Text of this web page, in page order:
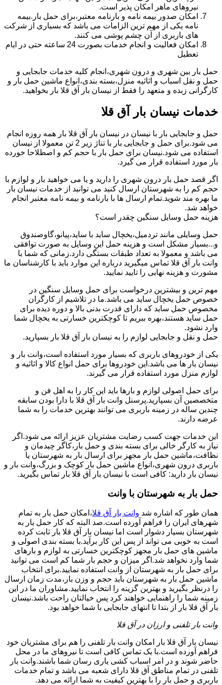
نیروهای ماهر امکان پذیر است.
امکان صدور بیمه نامه و بارنامه معتبر،برای حمل بار.بیمه
نامه یکی از مهم ترین الزامات می باشد که بسیاری از شرکت
های باربری از آن چشم پوشی می کنند.
امکان فعالیت و انجام خدمات بصورت 24 ساعته حتی در ایام
تعطیل
حمل بار بین شهری و درون شهری،انجام کلیه خدمات جابجایی و
حمل و نقل اسباب و اثاثیه منزل،بسته بندی،انواع ماشین حمل بار و
کارگرانی زبده و متعهد را فقط از نیسان بار آق قلا بار بخواهید.
خدمات نیسان بار آق قلا
حمل و جابجایی بار با نیسان در نیسان بار آق قلا بار همه روزه انجام
می شود.برای حمل و جابجایی بار با تناژ زیر 2 تن معمولا از نیسان
استفاده می شود.نیسان برای حمل بار با حجم کم و اصطلاحا خورده
بار مورد استفاده قرار می گیرد.
اگر قصد حمل بار درون شهری را دارید و یا می خواهید بار و لوازم با
حجم کم را به شهرستان ارسال کنید می توانید از خدمات نیسان بار
ما بهره مند شوید.تمام ارسال ها با بارنامه و بیمه نامه معتبر انجام
خواهد شد.
هزینه حمل وسایل سنگین چقدر است؟
حمل وسایلی مانند تردمیل،یخچال ساید با ساید،پیانو،گاوصندوق
و...بسیار مشکل است و هزینه حمل این وسایل به صورت توافقی
می باشد و معمولا به تعداد طبقات بستگی دارد.زمانی که شما با
وانت بار آق قلا تماس میگیرید درباره این موارد باید با کارشناسان ما
مشورت و هزینه نهایی را تایید نمایید.
مهم ترین و بیشترین درخواست برای حمل وسایل سنگین در
خصوص حمل یخچال ساید می باشد.ما در تلاشیم از کارگران
مخصوص حمل ساید که دارای قدرت بدنی بالا و دوره دیده برای
حمل ساید هستند،بهره ببریم تا کوچکترین خسارتی به یخچال شما
وارد نشود.
حمل و نقل و جابجایی لوازم را به نیسان بار آق قلا بار بسپارید.
یکی از خودروهای باربری که بسیار مورد استفاده است،وانت بار و
نیسان بار ها می باشد.این خودروها برای حمل انواع کالا و اثاثیه و
لوازم منزل مورد استفاده قرار می گیرند.
برای حمل اصولی لوازم و بارها باید این کار را به اهل فن و
متخصصین آن بسپارید.پرسنل وانت بار آق قلا با دارا بودن سابقه
چندین ساله در زمینه باربری می توانند بهترین خدمات را به شما
عرضه دارند.
این خدمات جهت کسب رضایت مشتریان عزیز ارائه می شود.اگر
نیاز به کارگر خالی برای بسته بندی و حمل بار،کاگر چیدمان و
نظافت،ماشین حمل بار مجهز برای ارسال بار به شهرستان یا
باربری درون شهری،انواع ماشین حمل بار کوچک و بزرگ،وانت بار و
نیسان بار دارید: کافی است با نیسان بار آق قلا بار تماس بگیرید.
حمل بار به شهرستان با وانت
همان طور که اشاره شد وانت بار آق قلا،امکان حمل بار به تمام
شهرهای ایران را فراهم آورده است.صد البته که کار حمل بار به
شهرستان بسیار دشوار است اما نیسان بار آق قلا بار ثابت کرده
است به خوبی می تواند از پس این کار برآید.با بسته بندی اصولی و
ماشین های حمل بار مجهز کوچکترین خسارتی به لوازم و بارهای
شما وارد نخواهد شد.اگر میزان و حجم بار شما کم است می توانید
برای حمل بار به شهرستان از وانت استفاده نمایید.برای انتخاب
ماشین حمل بار به شهرستان باید حجم و وزن بار،مدت زمان ارسال
را درنظر بگیرید و بهترین گزینه را انتخاب نمایید.مشاوران ما در این
زمینه شما را راهنمایی خواهند کرد پس خیالتان راحت باشد.نیسان
بار آق قلا بار از بتدا تا انتهای جابجایی با شما خواهد بود.
وانت بار تلفنی و ارزان در آق قلا
نیسان بار آق قلا بار امکان وانت بار تلفنی را هم برای مشتریان خود
فراهم آورده است.با یک تماس کافی است تا نیروهای ما در محل
حاضر شوند و در امر اسباب کشی یاری رسان شما باشند.وانت بار
تلفنی در تمام مناطق آق قلا دارای شعبه می باشد و تمام خدمات
باربری و حمل بار را با بهترین کیفیت به شما ارائه می دهد.